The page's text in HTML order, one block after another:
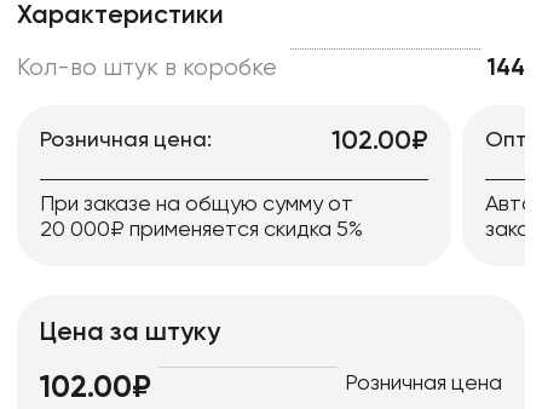
Характеристики
Кол-во штук в коробке 144
Розничная цена: 102.00₽
При заказе на общую сумму от
20 000₽ применяется скидка 5%
Цена за штуку
102.00₽ Розничная цена